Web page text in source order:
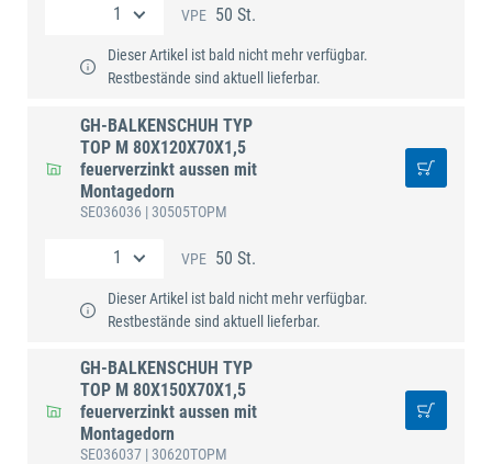
VPE 50 St.
Dieser Artikel ist bald nicht mehr verfügbar.
Restbestände sind aktuell lieferbar.
GH-BALKENSCHUH TYP
TOP M 80X120X70X1,5
feuerverzinkt aussen mit
Montagedorn
SE036036 | 30505TOPM
VPE 50 St.
Dieser Artikel ist bald nicht mehr verfügbar.
Restbestände sind aktuell lieferbar.
GH-BALKENSCHUH TYP
TOP M 80X150X70X1,5
feuerverzinkt aussen mit
Montagedorn
SE036037 | 30620TOPM